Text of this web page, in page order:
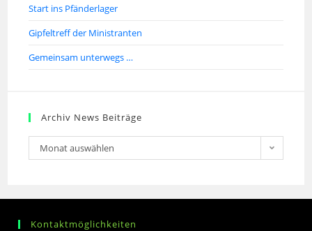
Start ins Pfänderlager
Gipfeltreff der Ministranten
Gemeinsam unterwegs …
Archiv News Beiträge
Monat auswählen
Kontaktmöglichkeiten